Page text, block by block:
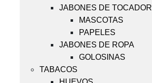
JABONES DE TOCADOR
MASCOTAS
PAPELES
JABONES DE ROPA
GOLOSINAS
TABACOS